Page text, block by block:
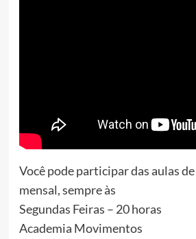
Você pode participar das aulas
mensal, sempre às
Segundas Feiras – 20 horas
Academia Movimentos